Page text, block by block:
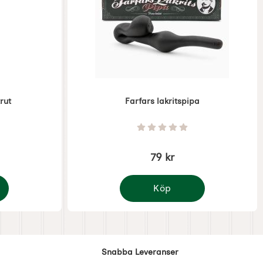
av 5
strut
Farfars lakritspipa
Betyg: 0 Stjärnor av 5
79 kr
Köp
Farfars lakritspipa
Snabba Leveranser